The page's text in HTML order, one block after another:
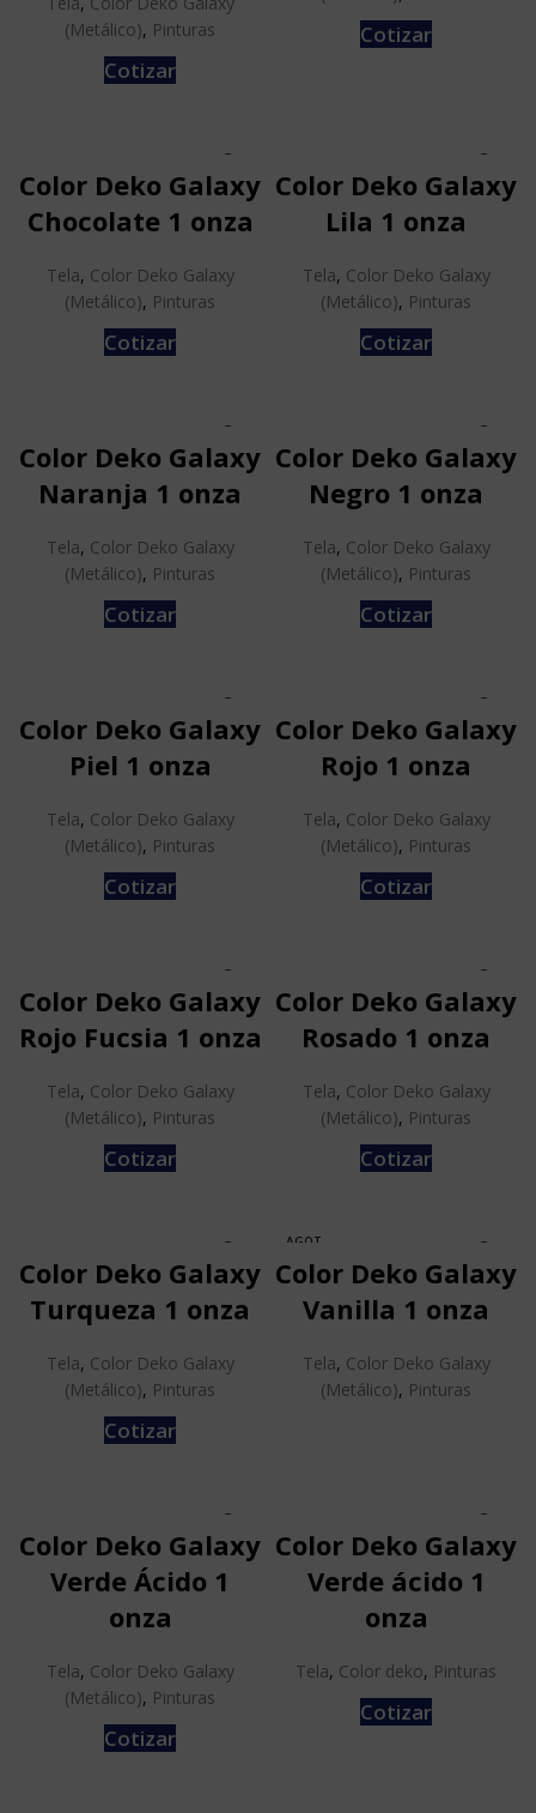
(Metálico), Pinturas
Cotizar
Cotizar
Color Deko Galaxy
Chocolate 1 onza
Tela, Color Deko Galaxy
(Metálico), Pinturas
Cotizar
Color Deko Galaxy
Lila 1 onza
Tela, Color Deko Galaxy
(Metálico), Pinturas
Cotizar
Color Deko Galaxy
Naranja 1 onza
Tela, Color Deko Galaxy
(Metálico), Pinturas
Cotizar
Color Deko Galaxy
Negro 1 onza
Tela, Color Deko Galaxy
(Metálico), Pinturas
Cotizar
Color Deko Galaxy
Piel 1 onza
Tela, Color Deko Galaxy
(Metálico), Pinturas
Cotizar
Color Deko Galaxy
Rojo 1 onza
Tela, Color Deko Galaxy
(Metálico), Pinturas
Cotizar
Color Deko Galaxy
Rojo Fucsia 1 onza
Tela, Color Deko Galaxy
(Metálico), Pinturas
Cotizar
Color Deko Galaxy
Rosado 1 onza
Tela, Color Deko Galaxy
(Metálico), Pinturas
Cotizar
Color Deko Galaxy
Turqueza 1 onza
Tela, Color Deko Galaxy
(Metálico), Pinturas
Cotizar
AGOT
Color Deko Galaxy
Vanilla 1 onza
Tela, Color Deko Galaxy
(Metálico), Pinturas
Color Deko Galaxy
Verde Ácido 1
onza
Tela, Color Deko Galaxy
(Metálico), Pinturas
Cotizar
Color Deko Galaxy
Verde ácido 1
onza
Tela, Color deko, Pinturas
Cotizar